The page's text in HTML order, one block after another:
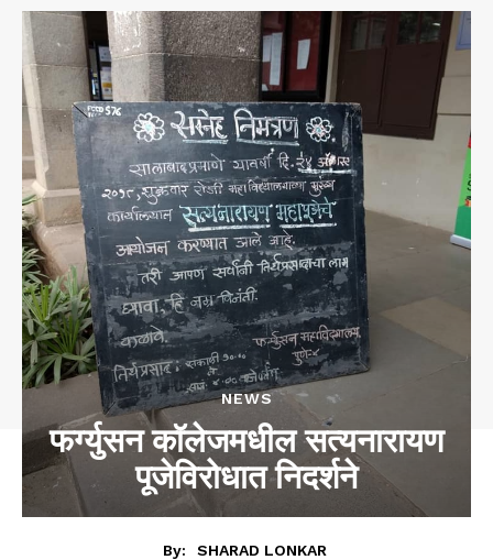
NEWS
फर्ग्युसन कॉलेजमधील सत्यनारायण
पूजेविरोधात निदर्शने
By:
SHARAD LONKAR